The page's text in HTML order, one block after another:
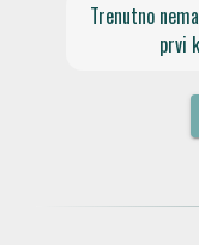
Trenutno
prvi